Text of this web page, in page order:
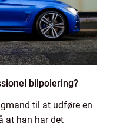
bilpolering?
til at udføre en
at han har det